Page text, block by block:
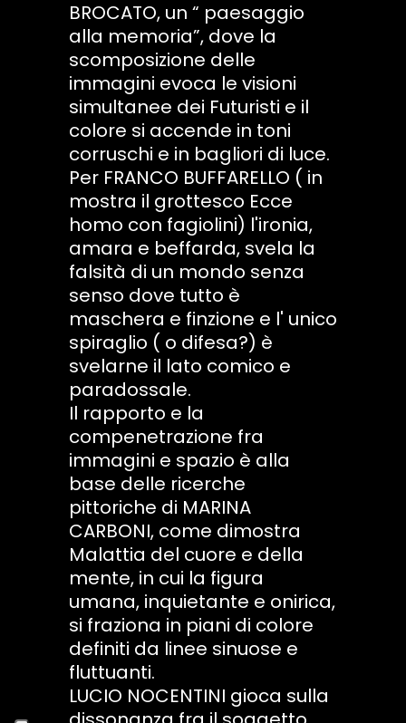
BROCATO, un “ paesaggio
alla memoria”, dove la
scomposizione delle
immagini evoca le visioni
simultanee dei Futuristi e il
colore si accende in toni
corruschi e in bagliori di luce.
Per FRANCO BUFFARELLO ( in
mostra il grottesco Ecce
homo con fagiolini) l'ironia,
amara e beffarda, svela la
falsità di un mondo senza
senso dove tutto è
maschera e finzione e l' unico
spiraglio ( o difesa?) è
svelarne il lato comico e
paradossale.
Il rapporto e la
compenetrazione fra
immagini e spazio è alla
base delle ricerche
pittoriche di MARINA
CARBONI, come dimostra
Malattia del cuore e della
mente, in cui la figura
umana, inquietante e onirica,
si fraziona in piani di colore
definiti da linee sinuose e
fluttuanti.
LUCIO NOCENTINI gioca sulla